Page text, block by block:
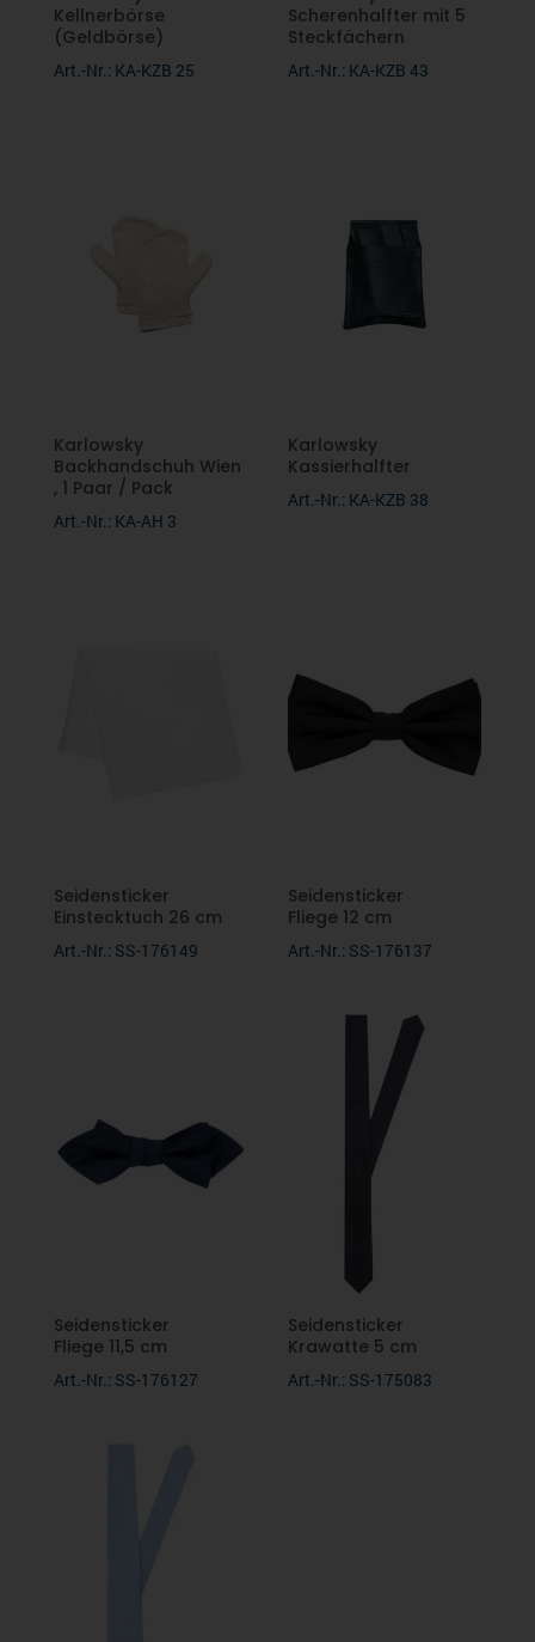
Kellnerbörse
(Geldbörse)
Art.-Nr.: KA-KZB 25
Scherenhalfter mit 5
Steckfächern
Art.-Nr.: KA-KZB 43
Karlowsky
Backhandschuh Wien
, 1 Paar / Pack
Art.-Nr.: KA-AH 3
Karlowsky
Kassierhalfter
Art.-Nr.: KA-KZB 38
Seidensticker
Einstecktuch 26 cm
Art.-Nr.: SS-176149
Seidensticker
Fliege 12 cm
Art.-Nr.: SS-176137
Seidensticker
Fliege 11,5 cm
Art.-Nr.: SS-176127
Seidensticker
Krawatte 5 cm
Art.-Nr.: SS-175083